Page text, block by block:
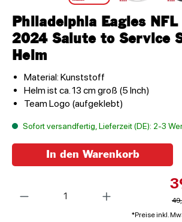
Philadelphia Eagles NFL
2024 Salute to Service
Helm
Material: Kunststoff
Helm ist ca. 13 cm groß (5 Inch)
Team Logo (aufgeklebt)
Sofort versandfertig, Lieferzeit (DE): 2-3
*Preise inkl.
In den Warenkorb